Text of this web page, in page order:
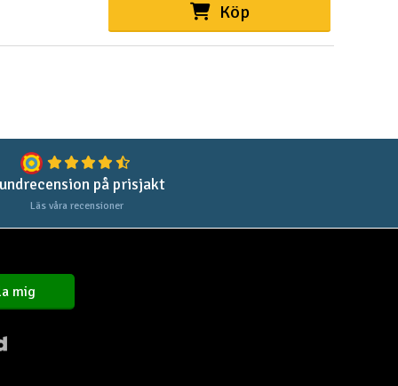
Köp
på prisjakt
Läs våra recensioner
mig